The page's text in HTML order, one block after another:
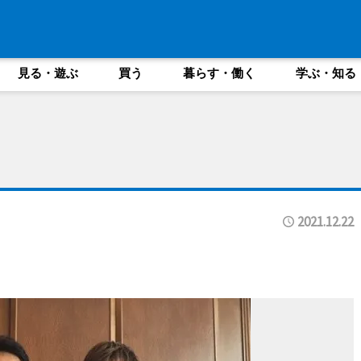
見る・遊ぶ 買う 暮らす・働く 学ぶ・知る
2021.12.22